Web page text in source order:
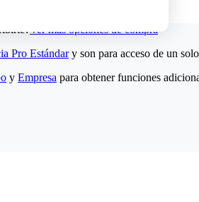
Ver más opciones de compra
Pro Estándary son para acceso de un
y Empresa para obtener funciones